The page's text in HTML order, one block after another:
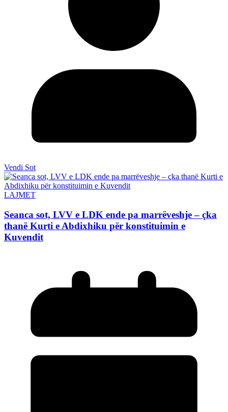
Vendi Sot
LAJMET
Seanca sot, LVV e LDK ende pa marrëveshje – çka
thanë Kurti e Abdixhiku për konstituimin e
Kuvendit